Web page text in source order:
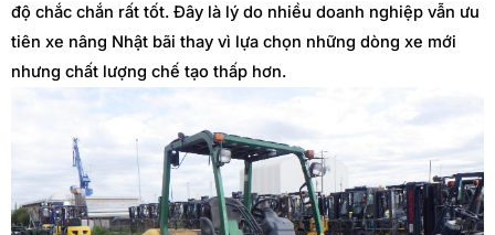
độ chắc chắn rất tốt. Đây là lý do nhiều doanh nghiệp vẫn ưu
tiên xe nâng Nhật bãi thay vì lựa chọn những dòng xe mới
nhưng chất lượng chế tạo thấp hơn.